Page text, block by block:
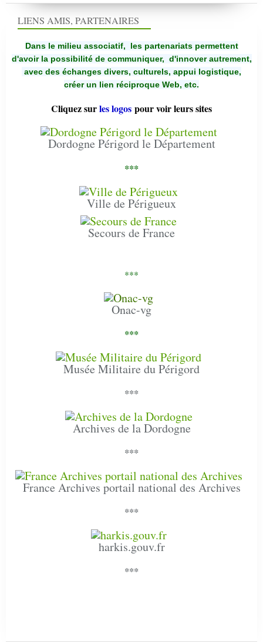
LIENS AMIS, PARTENAIRES
Dans le milieu associatif, les partenariats permettent
d'avoir la possibilité de communiquer, d'innover autrement,
avec des échanges divers, culturels, appui logistique,
créer un lien réciproque Web, etc.
Cliquez surles logos pour voir leurs sites
Dordogne Périgord le Département
***
Ville de Périgueux
Secours de France
***
Onac-vg
***
Musée Militaire du Périgord
***
Archives de la Dordogne
***
France Archives portail national des Archives
***
harkis.gouv.fr
***